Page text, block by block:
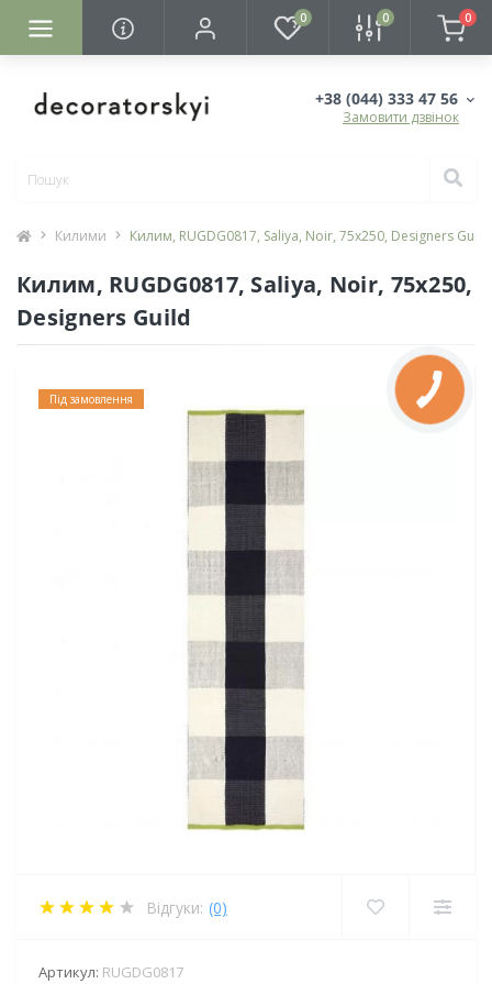
0 0 0
+38 (044) 333 47 56
Замовити дзвінок
Килими Килим, RUGDG0817, Saliya, Noir, 75х250, Designers Guild
Килим, RUGDG0817, Saliya, Noir, 75х250,
Designers Guild
Під замовлення
Відгуки: (0)
Артикул: RUGDG0817